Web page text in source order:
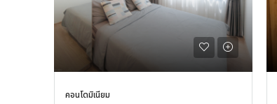
คอนโดมิเนียม